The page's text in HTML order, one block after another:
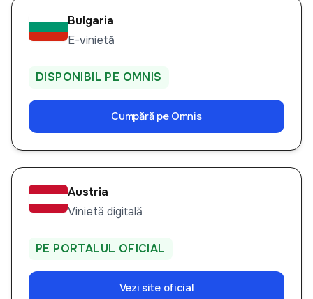
Bulgaria
E-vinietă
DISPONIBIL PE OMNIS
Cumpără pe Omnis
Austria
Vinietă digitală
PE PORTALUL OFICIAL
Vezi site oficial